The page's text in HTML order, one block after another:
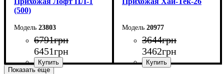
(500)
23803
6791грн
6451грн
20977
3644грн
3462грн
Показать еще